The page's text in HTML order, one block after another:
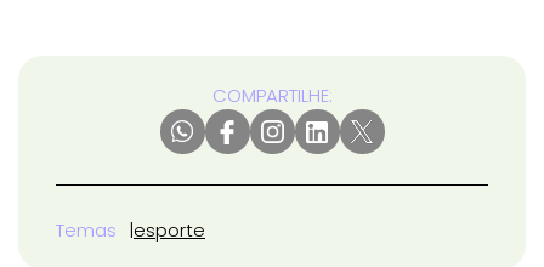
COMPARTILHE:
Temas esporte